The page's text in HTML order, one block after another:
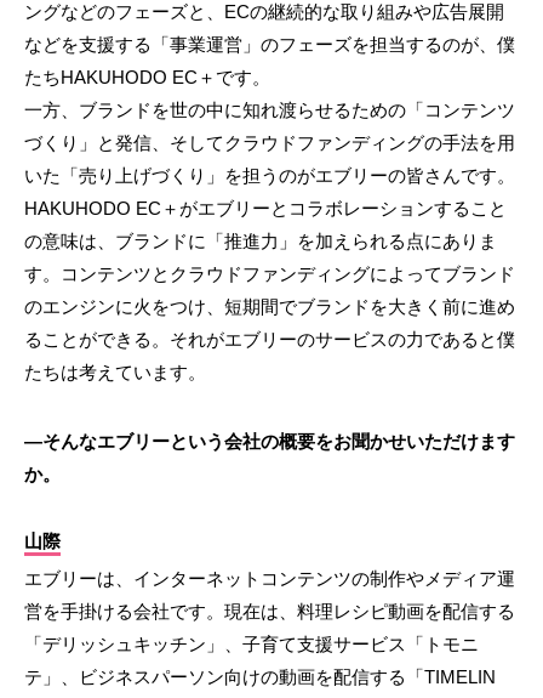
ングなどのフェーズと、ECの継続的な取り組みや広告展開
などを支援する「事業運営」のフェーズを担当するのが、僕
たちHAKUHODO EC＋です。
一方、ブランドを世の中に知れ渡らせるための「コンテンツ
づくり」と発信、そしてクラウドファンディングの手法を用
いた「売り上げづくり」を担うのがエブリーの皆さんです。
HAKUHODO EC＋がエブリーとコラボレーションすること
の意味は、ブランドに「推進力」を加えられる点にありま
す。コンテンツとクラウドファンディングによってブランド
のエンジンに火をつけ、短期間でブランドを大きく前に進め
ることができる。それがエブリーのサービスの力であると僕
たちは考えています。
―そんなエブリーという会社の概要をお聞かせいただけます
か。
山際
エブリーは、インターネットコンテンツの制作やメディア運
営を手掛ける会社です。現在は、料理レシピ動画を配信する
「デリッシュキッチン」、子育て支援サービス「トモニ
テ」、ビジネスパーソン向けの動画を配信する「TIMELIN